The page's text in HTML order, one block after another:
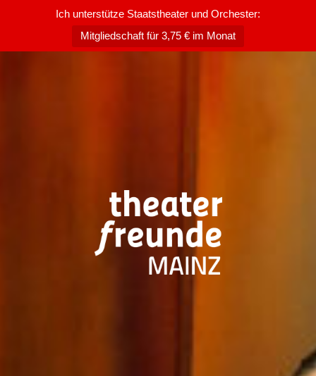
Ich unterstütze Staatstheater und Orchester:
Mitgliedschaft für 3,75 € im Monat